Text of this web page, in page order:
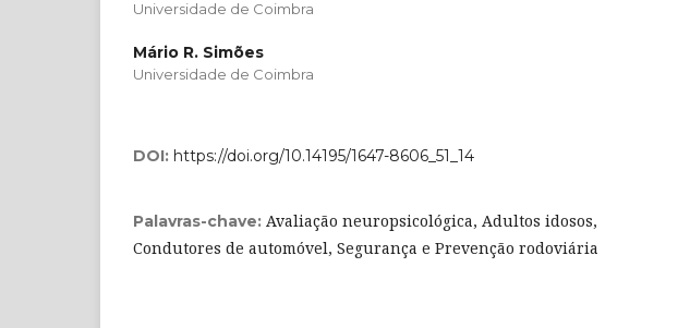
Universidade de Coimbra
Mário R. Simões
Universidade de Coimbra
DOI: https://doi.org/10.14195/1647-8606_51_14
Palavras-chave: Avaliação neuropsicológica, Adultos idosos,
Condutores de automóvel, Segurança e Prevenção rodoviária